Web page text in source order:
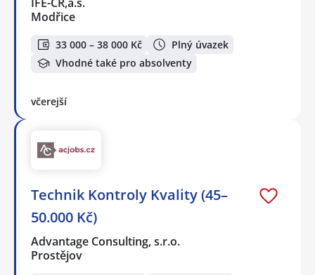
IFE-CR,a.s.
Modřice
33 000 – 38 000 Kč
Plný úvazek
Vhodné také pro absolventy
včerejší
Technik Kontroly Kvality (45–
50.000 Kč)
Advantage Consulting, s.r.o.
Prostějov